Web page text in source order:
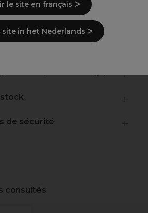
des appareils
faciliter le déplacement
de sécurité
consultés
le site en français ᐳ
site in het Nederlands ᐳ